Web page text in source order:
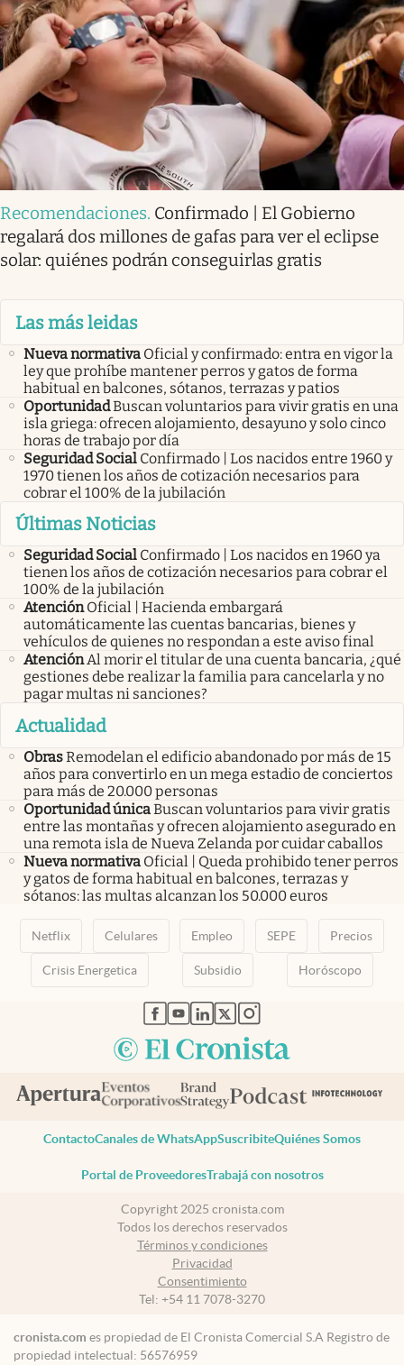
Recomendaciones. Confirmado | El Gobierno
regalará dos millones de gafas para ver el eclipse
solar: quiénes podrán conseguirlas gratis
Las más leidas
Nueva normativa Oficial y confirmado: entra en vigor la
ley que prohíbe mantener perros y gatos de forma
habitual en balcones, sótanos, terrazas y patios
OportunidadBuscan voluntarios para vivir gratis en una
isla griega: ofrecen alojamiento, desayuno y solo cinco
horas de trabajo por día
Seguridad Social Confirmado | Los nacidos entre 1960 y
1970 tienen los años de cotización necesarios para
cobrar el 100% de la jubilación
Últimas Noticias
Seguridad Social Confirmado | Los nacidos en 1960 ya
tienen los años de cotización necesarios para cobrar el
100% de la jubilación
Atención Oficial | Hacienda embargará
automáticamente las cuentas bancarias, bienes y
vehículos de quienes no respondan a este aviso final
AtenciónAl morir el titular de una cuenta bancaria, ¿qué
gestiones debe realizar la familia para cancelarla y no
pagar multas ni sanciones?
Actualidad
ObrasRemodelan el edificio abandonado por más de 15
años para convertirlo en un mega estadio de conciertos
para más de 20.000 personas
Oportunidad únicaBuscan voluntarios para vivir gratis
entre las montañas y ofrecen alojamiento asegurado en
una remota isla de Nueva Zelanda por cuidar caballos
Nueva normativa Oficial | Queda prohibido tener perros
y gatos de forma habitual en balcones, terrazas y
sótanos: las multas alcanzan los 50.000 euros
Netflix Celulares Empleo SEPE Precios
Crisis Energetica Subsidio Horóscopo
abre en nueva pestaña
abre en nueva pestaña
abre en nueva pestaña
abre en nueva pestaña
abre en nueva pestaña
ContactoCanales de WhatsAppSuscribiteQuiénes Somos
Portal de ProveedoresTrabajá con nosotros
Copyright 2025 cronista.com
Todos los derechos reservados
Términos y condiciones
Privacidad
Consentimiento
Tel: +54 11 7078-3270
cronista.com es propiedad de El Cronista Comercial S.A Registro de
propiedad intelectual: 56576959